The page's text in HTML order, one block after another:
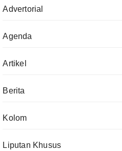
Advertorial
Agenda
Artikel
Berita
Kolom
Liputan Khusus